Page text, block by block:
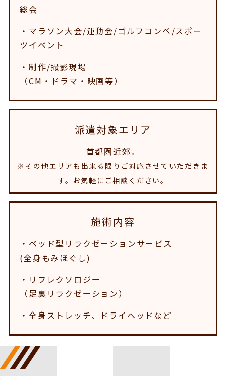
総会
・マラソン大会/運動会/ゴルフコンペ/スポー
ツイベント
・制作/撮影現場
（CM・ドラマ・映画等）
派遣対象エリア
首都圏近郊。
※その他エリアも出来る限りご対応させていただきま
す。お気軽にご相談ください。
施術内容
・ベッド型リラクゼーションサービス
(全身もみほぐし)
・リフレクソロジー
（足裏リラクゼーション）
・全身ストレッチ、ドライヘッドなど